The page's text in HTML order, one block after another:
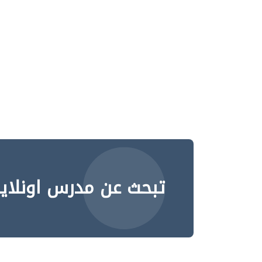
تبحث عن مدرس